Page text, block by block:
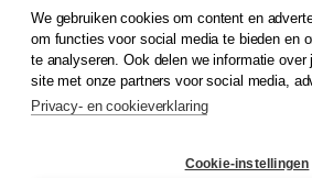
© 2026Koninklijke Boom uitgevers
Klantenservice
Service & informatie
Contact
We gebruiken cookies om content en
om functies voor social media te bieden en
te analyseren. Ook delen we informatie over
site met onze partners voor social media,
Privacy- en cookieverklaring
Cookie-instellingen